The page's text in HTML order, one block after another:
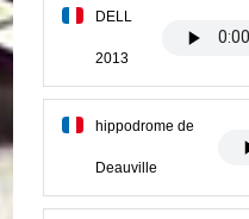
DELL
2013
hippodrome de
Deauville